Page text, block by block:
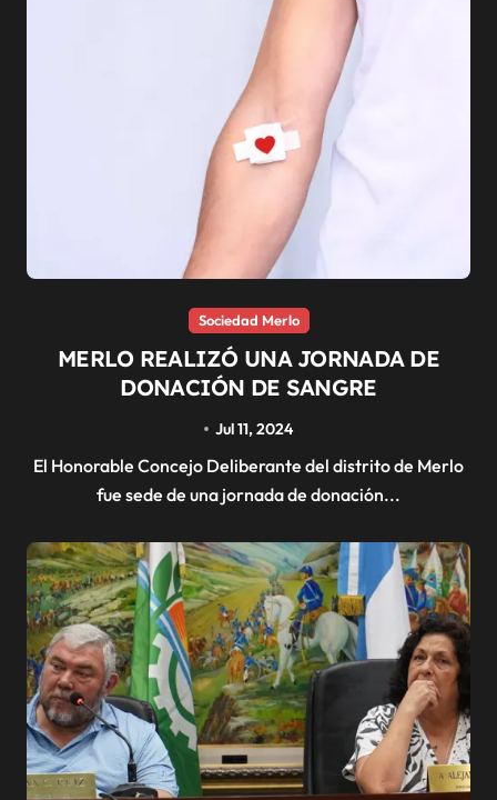
Sociedad Merlo
MERLO REALIZÓ UNA JORNADA DE
DONACIÓN DE SANGRE
Jul 11, 2024
El Honorable Concejo Deliberante del distrito de Merlo
fue sede de una jornada de donación...